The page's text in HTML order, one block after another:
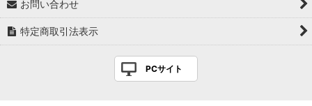
お問い合わせ
特定商取引法表示
PCサイト